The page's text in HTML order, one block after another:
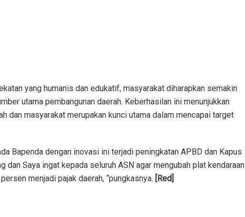
yang humanis dan edukatif, masyarakat diharapkan semakin
utama pembangunan daerah. Keberhasilan ini menunjukkan
dan masyarakat merupakan kunci utama dalam mencapai target
Bapenda dengan inovasi ini terjadi peningkatan APBD dan Kapus
dan Saya ingat kepada seluruh ASN agar mengubah plat kendaraan
menjadi pajak daerah, “pungkasnya. [Red]